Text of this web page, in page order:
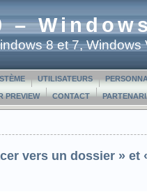
–
8 et 7, Windows
UTILISATEURS
PREVIEW CONTACT
vers un dossier »